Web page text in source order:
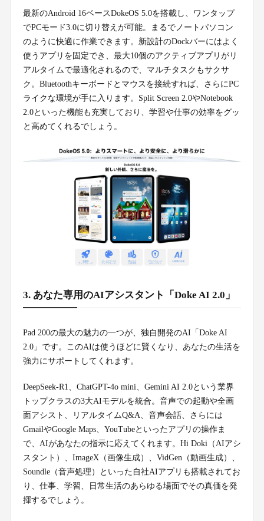
最新のAndroid 16ベースDokeOS 5.0を搭載し、ワンタップ
でPCモード3.0に切り替えが可能。まるでノートパソコン
のように快適に作業できます。新設計のDockバーにはよく
使うアプリを固定でき、最大10個のアクティブアプリがリ
アルタイムで最適化されるので、マルチタスクもサクサ
ク。Bluetoothキーボードとマウスを接続すれば、さらにPC
ライクな環境が手に入ります。Split Screen 2.0やNotebook
2.0といった機能も充実しており、学習や仕事の効率をグッ
と高めてくれるでしょう。
3. あなた専用のAIアシスタント「Doke AI 2.0」
Pad 200の最大の魅力の一つが、独自開発のAI「Doke AI
2.0」です。このAIは使うほどに賢くなり、あなたの生活を
強力にサポートしてくれます。
DeepSeek-R1、ChatGPT-4o mini、Gemini AI 2.0という業界
トップクラスの3大AIモデルを統合。音声での起動や全画
面アシスト、リアルタイムQ&A、音声会話、さらには
GmailやGoogle Maps、YouTubeといったアプリの操作ま
で、AIがあなたの指示に応えてくれます。Hi Doki（AIアシ
スタント）、ImageX（画像生成）、VidGen（動画生成）、
Soundle（音声処理）といった自社AIアプリも搭載されてお
り、仕事、学習、日常生活のあらゆる場面でその真価を発
揮するでしょう。